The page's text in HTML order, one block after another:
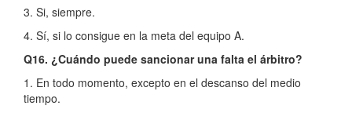
3. Si, siempre.
4. Sí, si lo consigue en la meta del equipo A.
Q16. ¿Cuándo puede sancionar una falta el árbitro?
1. En todo momento, excepto en el descanso del medio
tiempo.